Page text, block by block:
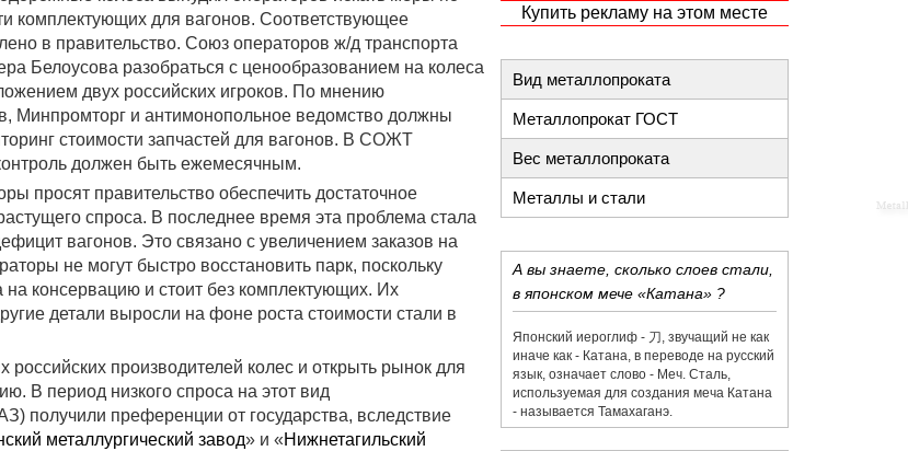
комплектующих для вагонов. Соответствующее
в правительство. Союз операторов ж/д транспорта
Белоусова разобраться с ценообразованием на колеса
двух российских игроков. По мнению
Минпромторг и антимонопольное ведомство должны
стоимости запчастей для вагонов. В СОЖТ
должен быть ежемесячным.
просят правительство обеспечить достаточное
спроса. В последнее время эта проблема стала
вагонов. Это связано с увеличением заказов на
не могут быстро восстановить парк, поскольку
на консервацию и стоит без комплектующих. Их
детали выросли на фоне роста стоимости стали в
производителей колес и открыть рынок для
В период низкого спроса на этот вид
получили преференции от государства, вследствие
металлургический завод» и «Нижнетагильский
Купить рекламу на этом месте
Вид металлопроката
Металлопрокат ГОСТ
Вес металлопроката
Металлы и стали
А вы знаете, сколько слоев стали,
в японском мече «Катана» ?
Японский иероглиф - 刀,​ звучащий не как
иначе как - Катана, в переводе на русский
язык, означает слово - Меч. Сталь,
используемая для создания меча Катана
- называется Тамахаганэ.